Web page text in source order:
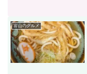
富山のグルメ